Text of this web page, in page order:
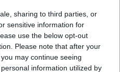
sharing to third parties, or
sensitive information for
use the below opt-out
Please note that after your
may continue seeing
information utilized by
att gå på loppisar eller kika i
miljövänligt och ekonomiskt,
praktiska i kloka inköp. Ni
ni målar om tillsammans.
för hur man kan göra